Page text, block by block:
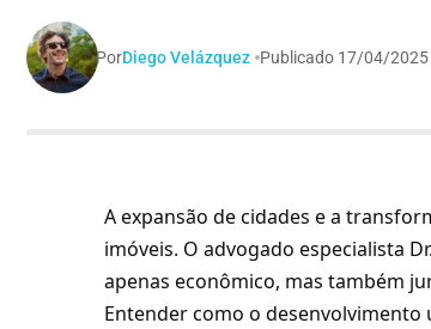
PorDiego Velázquez Publicado 17/04/2025
A expansão de cidades e a
imóveis. O advogado especialista
apenas econômico, mas também
Entender como o